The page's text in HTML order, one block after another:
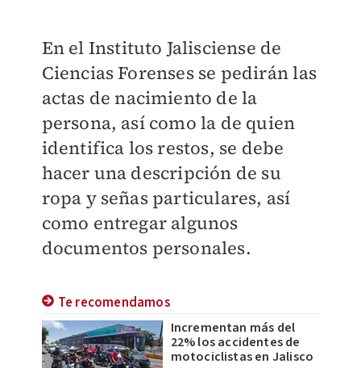
En el Instituto Jalisciense de
Ciencias Forenses se pedirán las
actas de nacimiento de la
persona, así como la de quien
identifica los restos, se debe
hacer una descripción de su
ropa y señas particulares, así
como entregar algunos
documentos personales.
Te recomendamos
Incrementan más del
22% los accidentes de
motociclistas en Jalisco